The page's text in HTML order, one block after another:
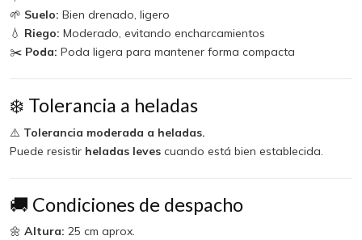
🌱 Suelo: Bien drenado, ligero
💧 Riego: Moderado, evitando encharcamientos
✂️ Poda: Poda ligera para mantener forma compacta
❄️ Tolerancia a heladas
⚠️ Tolerancia moderada a heladas.
Puede resistir heladas levescuando está bien establecida.
🚚 Condiciones de despacho
🌼 Altura: 25 cm aprox.